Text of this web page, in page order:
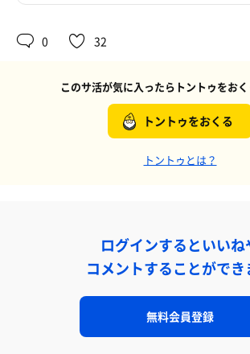
0 32
このサ活が気に入ったらトントゥをお
トントゥをおくる
トントゥとは？
ログインするといいね
コメントすることができ
無料会員登録